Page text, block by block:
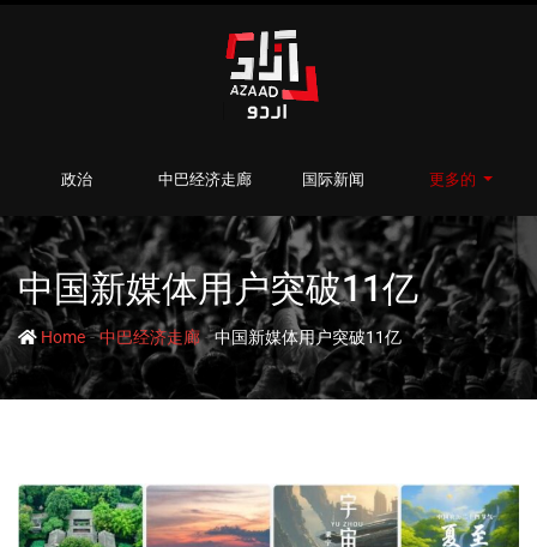
政治 中巴经济走廊 国际新闻 更多的
中国新媒体用户突破11亿
Home-中巴经济走廊-中国新媒体用户突破11亿